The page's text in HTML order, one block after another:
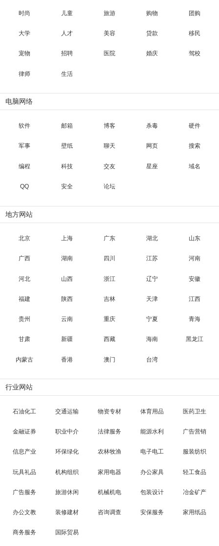
时尚 儿童 旅游 购物 团购
大学 人才 美容 贷款 移民
宠物 招聘 医院 婚庆 驾校
律师 生活
电脑网络
软件 邮箱 博客 杀毒 硬件
军事 壁纸 聊天 网页 搜索
编程 科技 交友 星座 域名
QQ 安全 论坛
地方网站
北京 上海 广东 湖北 山东
广西 湖南 四川 江苏 河南
河北 山西 浙江 辽宁 安徽
福建 陕西 吉林 天津 江西
贵州 云南 重庆 宁夏 青海
甘肃 新疆 西藏 海南 黑龙江
内蒙古 香港 澳门 台湾
行业网站
石油化工 交通运输 物资专材 体育用品 医药卫生
金融证券 职业中介 法律服务 能源水利 广告营销
信息产业 环保绿化 农林牧渔 电子电工 服装纺织
玩具礼品 机构组织 家用电器 办公家具 轻工食品
广告服务 旅游休闲 机械机电 包装设计 冶金矿产
办公文教 装修建材 咨询调查 安保服务 家用纸品
商务服务 国际贸易